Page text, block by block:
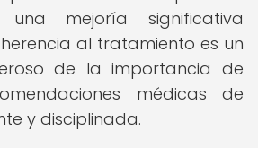
una mejoría significativa
al tratamiento es un
de la importancia de
médicas de
y disciplinada.